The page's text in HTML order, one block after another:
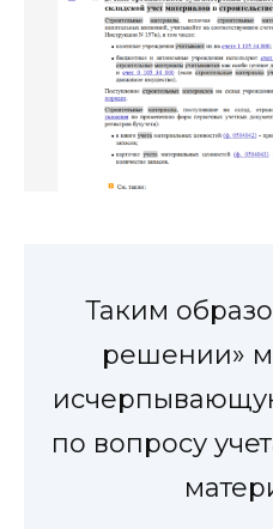
Таким
решении»
по вопросу